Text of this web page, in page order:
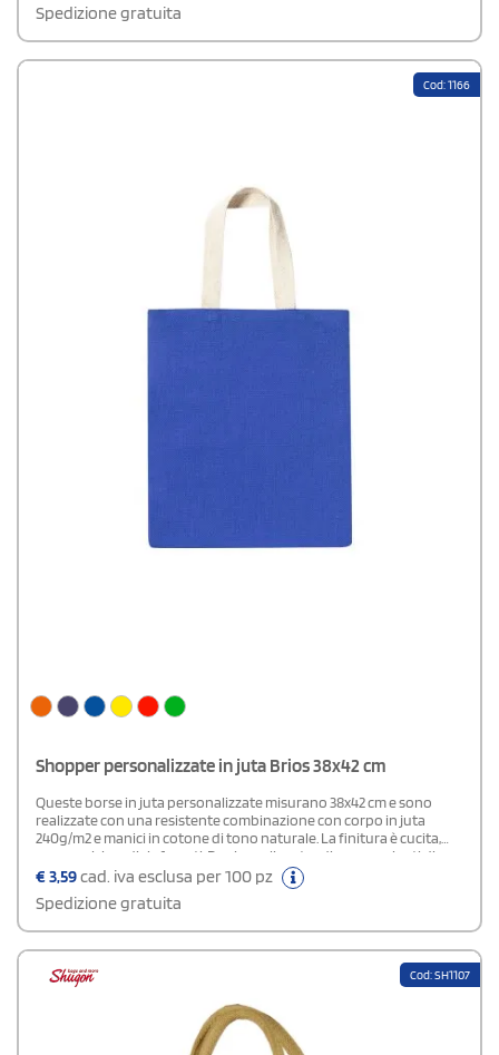
Spedizione gratuita
Cod: 1166
Shopper personalizzate in juta Brios 38x42 cm
Queste borse in juta personalizzate misurano 38x42 cm e sono
realizzate con una resistente combinazione con corpo in juta
240g/m2 e manici in cotone di tono naturale. La finitura è cucita,
con manici medi rinforzati. Puoi scegliere tra diverse varianti di
colore. Sopportano fino a 6 kg di peso. Rappresentano un'idea
vincente per creare gadget promozionali per negozi e aziende.
€3,59cad. iva esclusa per 100 pz
Spedizione gratuita
Cod: SH1107